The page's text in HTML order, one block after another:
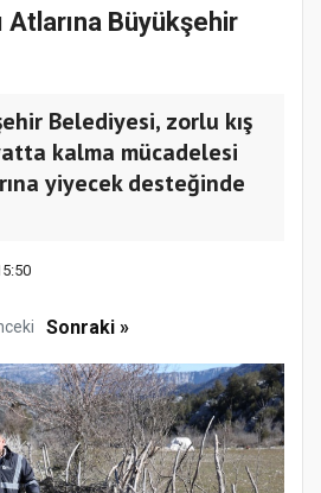
Atlarına Büyükşehir
Belediyesi, zorlu kış
kalma mücadelesi
yiyecek desteğinde
Sonraki »